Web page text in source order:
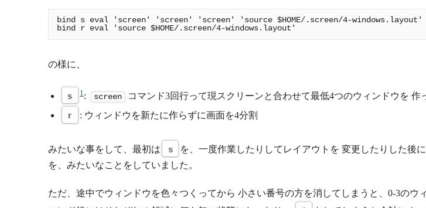
bind s eval 'screen' 'screen' 'screen' 'source $HOME/.screen/4-windows.layout'
の様に、
s 1 : screen
コマンド3回行って現スクリーンと合わせて最低4つのウィンドウを 作
r
: ウィンドウを新たに作らずに画面を4分割
みたいな事をして、最初は s を、一度作業したりしてレイアウトを 変更したりした後
を、みたいなことをしていました。
ただ、途中でウィンドウを色々つくってから 小さい番号の方を消してしまうと、0-3のウ